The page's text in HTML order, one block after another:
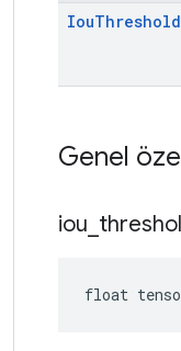
IouThreshold
Genel
iou
float